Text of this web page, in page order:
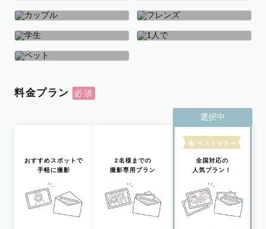
マタニティ ウェディング
カップル フレンズ
学生
料金プラン
おすすめスポットで
手軽に撮影
2名様までの
撮影専用プラン
選択中
ベストセラー
全国対応の
人気プラン！